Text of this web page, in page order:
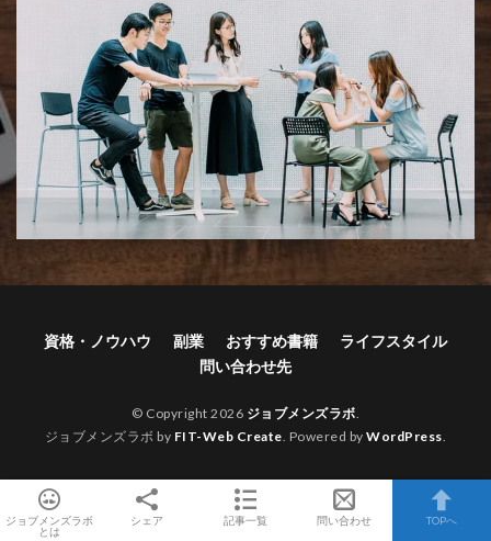
資格・ノウハウ 副業 おすすめ書籍
ライフスタイル
問い合わせ先
© Copyright 2026 ジョブメンズラボ.
ジョブメンズラボ by FIT-Web Create. Powered byWordPress.
ジョブメンズラボ
とは
シェア 記事一覧 問い合わせ TOPへ